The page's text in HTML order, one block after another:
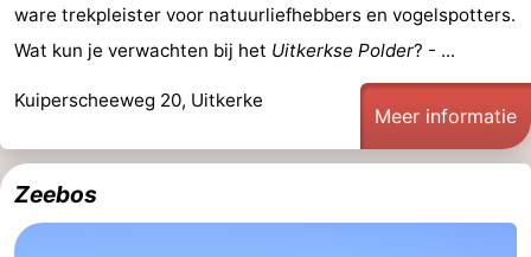
-
Rondvaarten
Speeltuinen
-
Binnenspeeltuinen
-
ware trekpleister voor natuurliefhebbers en vogelspotters.
Wat kun je verwachten bij het Uitkerkse Polder? - ...
Kuiperscheeweg 20, Uitkerke
Meer informatie
Zeebos